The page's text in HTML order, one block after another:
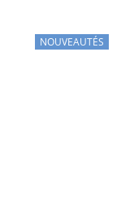
NOUVEAUTÉS